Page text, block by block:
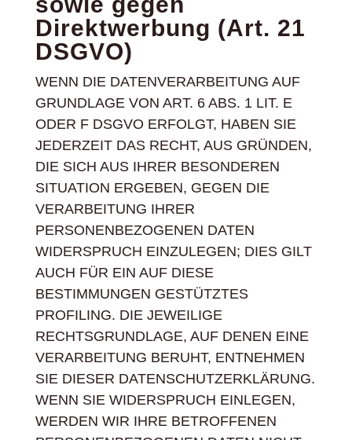
Direktwerbung (Art. 21
DSGVO)
WENN DIE DATENVERARBEITUNG AUF
GRUNDLAGE VON ART. 6 ABS. 1 LIT. E
ODER F DSGVO ERFOLGT, HABEN SIE
JEDERZEIT DAS RECHT, AUS GRÜNDEN,
DIE SICH AUS IHRER BESONDEREN
SITUATION ERGEBEN, GEGEN DIE
VERARBEITUNG IHRER
PERSONENBEZOGENEN DATEN
WIDERSPRUCH EINZULEGEN; DIES GILT
AUCH FÜR EIN AUF DIESE
BESTIMMUNGEN GESTÜTZTES
PROFILING. DIE JEWEILIGE
RECHTSGRUNDLAGE, AUF DENEN EINE
VERARBEITUNG BERUHT, ENTNEHMEN
SIE DIESER DATENSCHUTZERKLÄRUNG.
WENN SIE WIDERSPRUCH EINLEGEN,
WERDEN WIR IHRE BETROFFENEN